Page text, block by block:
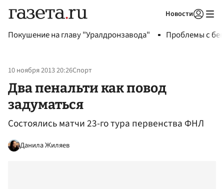
Новости
Покушение на главу "Уралдронзавода" Проблемы с
10 ноября 2013 20:26Спорт
Два пенальти как повод
задуматься
Состоялись матчи 23-го тура первенства ФНЛ
Данила Жиляев